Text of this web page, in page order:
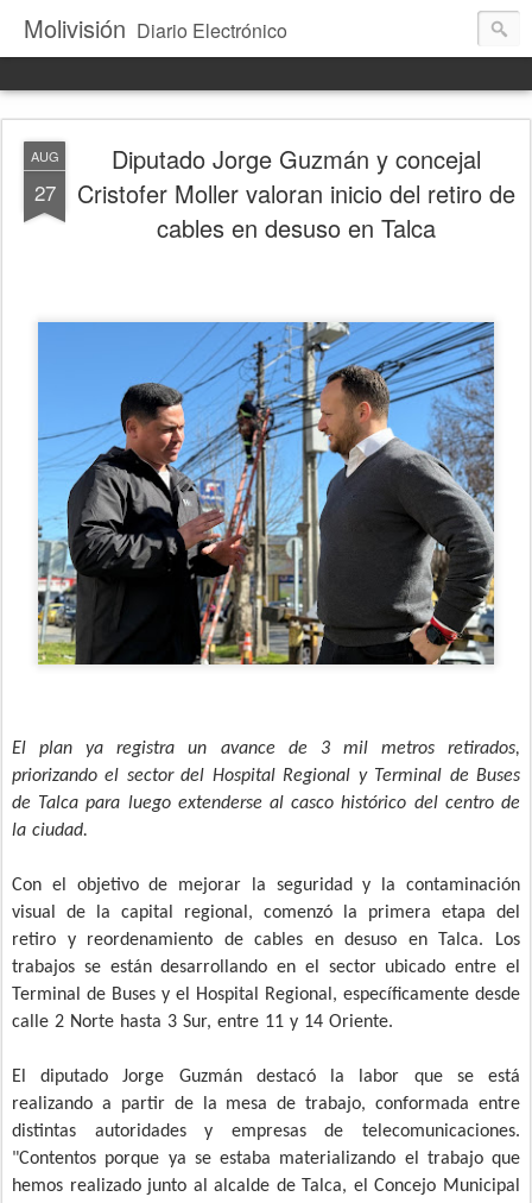
Molivisión Diario Electrónico
AUG
27
Diputado Jorge Guzmán y concejal
Cristofer Moller valoran inicio del retiro de
cables en desuso en Talca
El plan ya registra un avance de 3 mil metros retirados,
priorizando el sector del Hospital Regional y Terminal de Buses
de Talca para luego extenderse al casco histórico del centro de
la ciudad.
Con el objetivo de mejorar la seguridad y la contaminación
visual de la capital regional, comenzó la primera etapa del
retiro y reordenamiento de cables en desuso en Talca. Los
trabajos se están desarrollando en el sector ubicado entre el
Terminal de Buses y el Hospital Regional, específicamente desde
calle 2 Norte hasta 3 Sur, entre 11 y 14 Oriente.
El diputado Jorge Guzmán destacó la labor que se está
realizando a partir de la mesa de trabajo, conformada entre
distintas autoridades y empresas de telecomunicaciones.
"Contentos porque ya se estaba materializando el trabajo que
hemos realizado junto al alcalde de Talca, el Concejo Municipal